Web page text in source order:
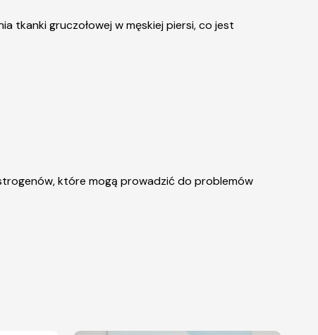
tkanki gruczołowej w męskiej piersi, co jest
które mogą prowadzić do problemów